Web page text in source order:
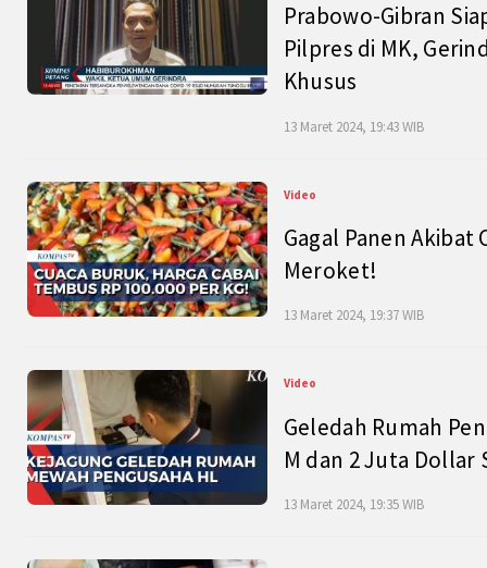
Prabowo-Gibran
Pilpres di MK,
Khusus
13 Maret 2024, 19:43 WIB
Video
Gagal Panen Akibat
Meroket!
13 Maret 2024, 19:37 WIB
Video
Geledah Rumah
M dan 2 Juta Dollar
13 Maret 2024, 19:35 WIB